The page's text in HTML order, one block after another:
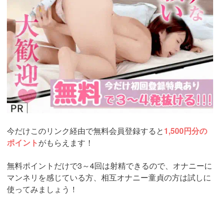
今だけこのリンク経由で無料会員登録すると1,500円分の
ポイントがもらえます！
無料ポイントだけで3～4回は射精できるので、オナニーに
マンネリを感じている方、相互オナニー童貞の方は試しに
使ってみましょう！